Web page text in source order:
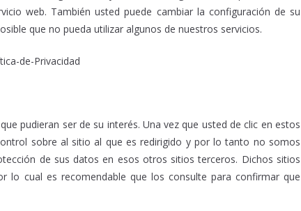
web. También usted puede cambiar la configuración de su
que no pueda utilizar algunos de nuestros servicios.
pudieran ser de su interés. Una vez que usted de clic en estos
sobre al sitio al que es redirigido y por lo tanto no somos
de sus datos en esos otros sitios terceros. Dichos sitios
lo cual es recomendable que los consulte para confirmar que